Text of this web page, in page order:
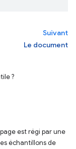
Suivant
Le document
?
est régi par une
échantillons de